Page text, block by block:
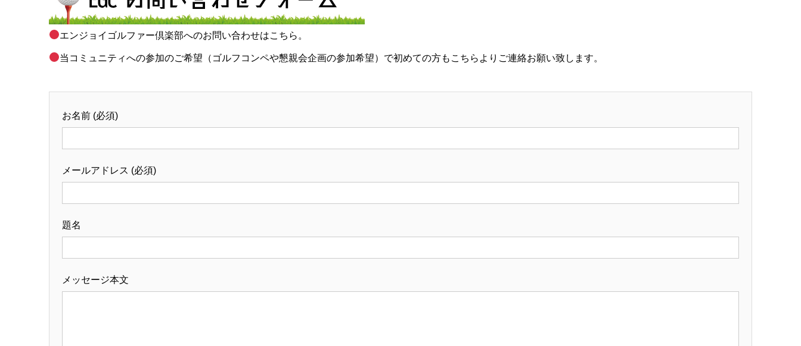
エンジョイゴルファー倶楽部へのお問い合わせはこちら。
当コミュニティへの参加のご希望（ゴルフコンペや懇親会企画の参加希望）で初めての方もこちらよりご連絡お願い致します。
お名前 (必須)
メールアドレス (必須)
題名
メッセージ本文